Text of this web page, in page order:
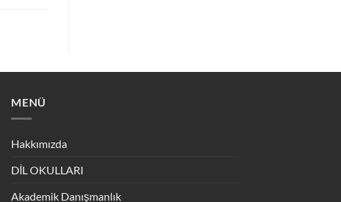
MENÜ
Hakkımızda
DİL OKULLARI
Akademik Danışmanlık